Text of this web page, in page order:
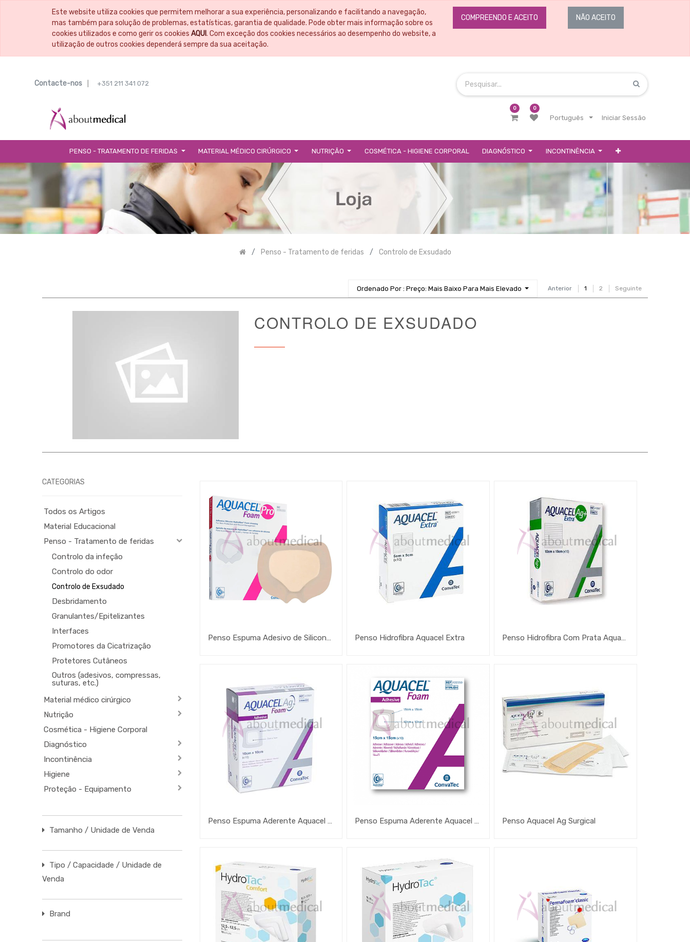
Este website utiliza cookies que permitem melhorar a sua experiência, personalizando e facilitando a navegação,
mas também para solução de problemas, estatísticas, garantia de qualidade. Pode obter mais informação sobre os
cookies utilizados e como gerir os cookiesAQUI. Com exceção dos cookies necessários ao desempenho do website, a
utilização de outros cookies dependerá sempre da sua aceitação.
COMPREENDO E ACEITO NÃO ACEITO
Contacte-nos +351 211 341 072
0 0
Português Iniciar Sessão
PENSO - TRATAMENTO DE FERIDAS MATERIAL MÉDICO CIRÚRGICO NUTRIÇÃO COSMÉTICA - HIGIENE CORPORAL DIAGNÓSTICO INCONTINÊNCIA
Penso - Tratamento de feridas Controlo de Exsudado
Anterior 1 2 Seguinte
Ordenado Por : Preço: Mais Baixo Para Mais Elevado
CONTROLO DE EXSUDADO
CATEGORIAS
Todos os Artigos
Material Educacional
Penso - Tratamento de feridas
Controlo da infeção
Controlo do odor
Controlo de Exsudado
Desbridamento
Granulantes/Epitelizantes
Interfaces
Promotores da Cicatrização
Protetores Cutâneos
Outros (adesivos, compressas,
suturas, etc.)
Material médico cirúrgico
Nutrição
Cosmética - Higiene Corporal
Diagnóstico
Incontinência
Higiene
Proteção - Equipamento
Tamanho / Unidade de Venda
Tipo / Capacidade / Unidade de
Venda
Brand
Penso Espuma Adesivo de Silicone Aquacel Foam Pro Penso Hidrofibra Aquacel Extra Penso Hidrofibra Com Prata Aquacel Ag + Extra
Penso Espuma Aderente Aquacel Ag Foam Penso Espuma Aderente Aquacel Foam Penso Aquacel Ag Surgical